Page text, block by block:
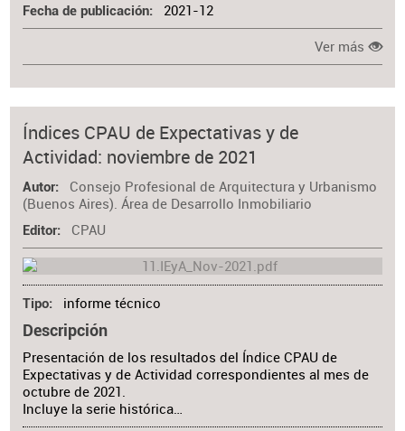
Fecha de publicación 2021-12
Ver más
Índices CPAU de Expectativas y de
Actividad: noviembre de 2021
Autor
Consejo Profesional de Arquitectura y Urbanismo
(Buenos Aires). Área de Desarrollo Inmobiliario
Editor CPAU
Tipo informe técnico
Descripción
Presentación de los resultados del Índice CPAU de
Expectativas y de Actividad correspondientes al mes de
octubre de 2021.
Incluye la serie histórica…